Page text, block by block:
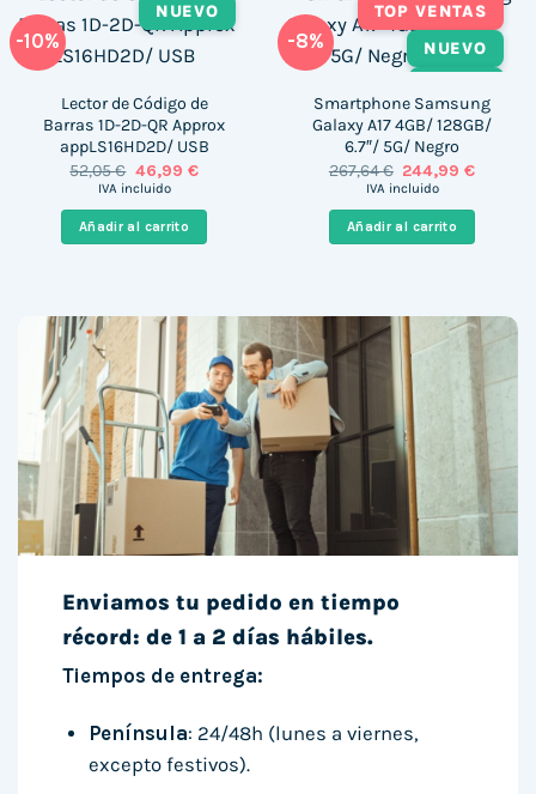
-10%
NUEVO
Lector de Código de
Barras 1D-2D-QR Approx
appLS16HD2D/ USB
52,05€ El
precio
era:
52,05 €.
46,99 €El
es:
46,99 €.
IVA incluido
Añadir al carrito
-8%
TOP VENTAS
NUEVO
Smartphone Samsung
Galaxy A17 4GB/ 128GB/
6.7″/ 5G/ Negro
267,64€ El
precio
era:
267,64 €.
244,99€El
es:
244,99
IVA incluido
Añadir al carrito
Enviamos tu pedido en tiempo
récord: de 1 a 2 días hábiles.
Tiempos de entrega:
Península: 24/48h (lunes a viernes,
excepto festivos).